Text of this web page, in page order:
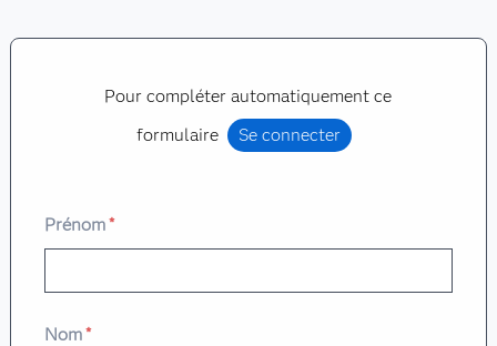
Pour compléter automatiquement ce
formulaire
Se connecter
Prénom*
Nom*